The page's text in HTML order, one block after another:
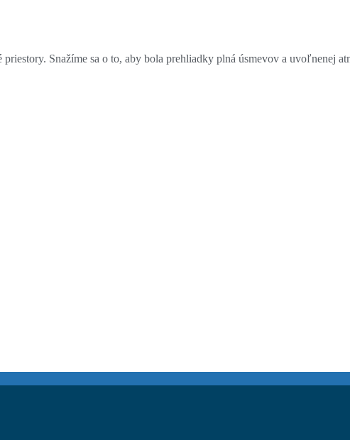
Snažíme sa o to, aby bola prehliadky plná úsmevov a uvoľnenej